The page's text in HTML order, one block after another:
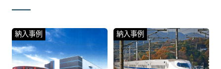
納入事例 納入事例